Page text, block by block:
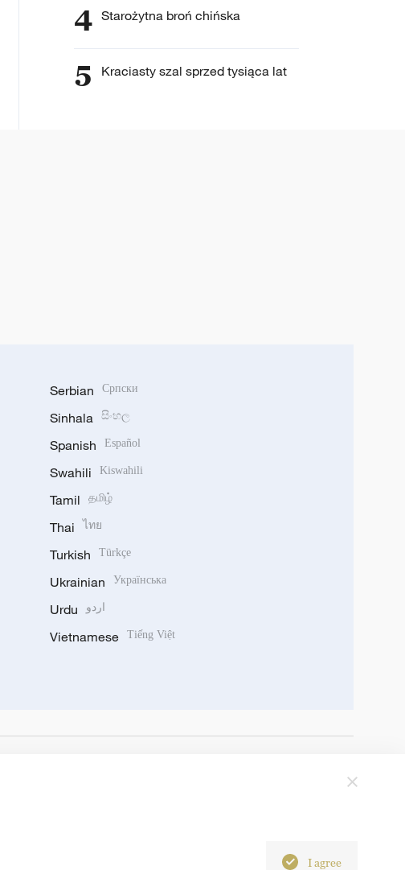
4 Starożytna broń chińska
5 Kraciasty szal sprzed tysiąca lat
Serbian Српски
Sinhala සිංහල
Spanish Español
Swahili Kiswahili
Tamil தமிழ்
Thai ไทย
Turkish Türkçe
Ukrainian Українська
Urdu اردو
Vietnamese Tiếng Việt
I agree